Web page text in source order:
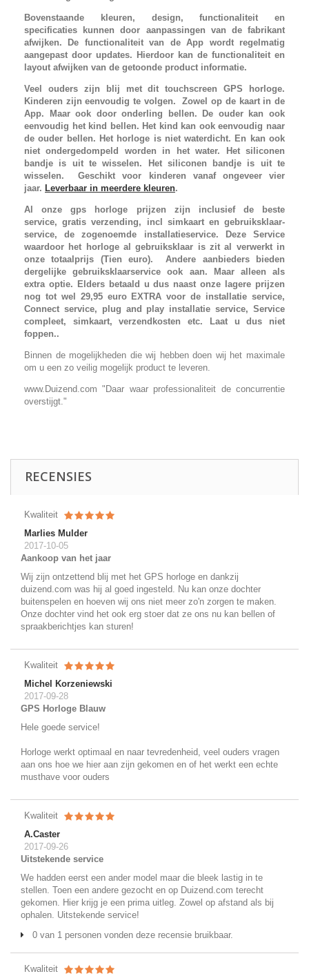
Bovenstaande kleuren, design, functionaliteit en
specificaties kunnen door aanpassingen van de fabrikant
afwijken. De functionaliteit van de App wordt regelmatig
aangepast door updates. Hierdoor kan de functionaliteit en
layout afwijken van de getoonde product informatie.
Veel ouders zijn blij met dit touchscreen GPS horloge.
Kinderen zijn eenvoudig te volgen. Zowel op de kaart in de
App. Maar ook door onderling bellen. De ouder kan ook
eenvoudig het kind bellen. Het kind kan ook eenvoudig naar
de ouder bellen. Het horloge is niet waterdicht. En kan ook
niet ondergedompeld worden in het water. Het siliconen
bandje is uit te wisselen. Het siliconen bandje is uit te
wisselen. Geschikt voor kinderen vanaf ongeveer vier
jaar. Leverbaar in meerdere kleuren.
Al onze gps horloge prijzen zijn inclusief de beste
service, gratis verzending, incl simkaart en gebruiksklaar-
service, de zogenoemde installatieservice. Deze Service
waardoor het horloge al gebruiksklaar is zit al verwerkt in
onze totaalprijs (Tien euro). Andere aanbieders bieden
dergelijke gebruiksklaarservice ook aan. Maar alleen als
extra optie. Elders betaald u dus naast onze lagere prijzen
nog tot wel 29,95 euro EXTRA voor de installatie service,
Connect service, plug and play installatie service, Service
compleet, simkaart, verzendkosten etc. Laat u dus niet
foppen..
Binnen de mogelijkheden die wij hebben doen wij het maximale
om u een zo veilig mogelijk product te leveren.
www.Duizend.com "Daar waar professionaliteit de concurrentie
overstijgt."
RECENSIES
Kwaliteit
Marlies Mulder
2017-10-05
Aankoop van het jaar
Wij zijn ontzettend blij met het GPS horloge en dankzij
duizend.com was hij al goed ingesteld. Nu kan onze dochter
buitenspelen en hoeven wij ons niet meer zo'n zorgen te maken.
Onze dochter vind het ook erg stoer dat ze ons nu kan bellen of
spraakberichtjes kan sturen!
Kwaliteit
Michel Korzeniewski
2017-09-28
GPS Horloge Blauw
Hele goede service!
Horloge werkt optimaal en naar tevredenheid, veel ouders vragen
aan ons hoe we hier aan zijn gekomen en of het werkt een echte
musthave voor ouders
Kwaliteit
A.Caster
2017-09-26
Uitstekende service
We hadden eerst een ander model maar die bleek lastig in te
stellen. Toen een andere gezocht en op Duizend.com terecht
gekomen. Hier krijg je een prima uitleg. Zowel op afstand als bij
ophalen. Uitstekende service!
0 van 1 personen vonden deze recensie bruikbaar.
Kwaliteit